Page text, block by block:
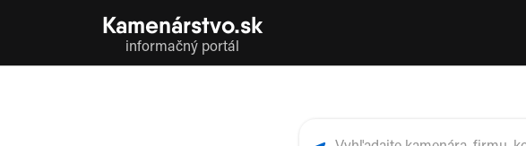
Kamenárstvo.sk
informačný portál